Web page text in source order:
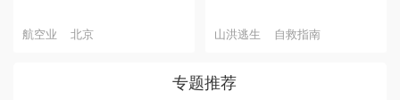
航空业 北京 山洪逃生 自救指南
专题推荐